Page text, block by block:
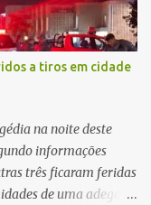
a tiros em cidade
na noite deste
informações
três ficaram feridas
de uma adega. O